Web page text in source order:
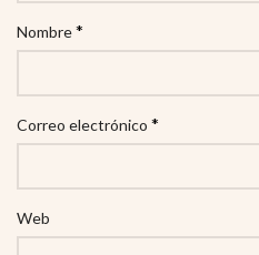
Nombre*
Correo electrónico *
Web